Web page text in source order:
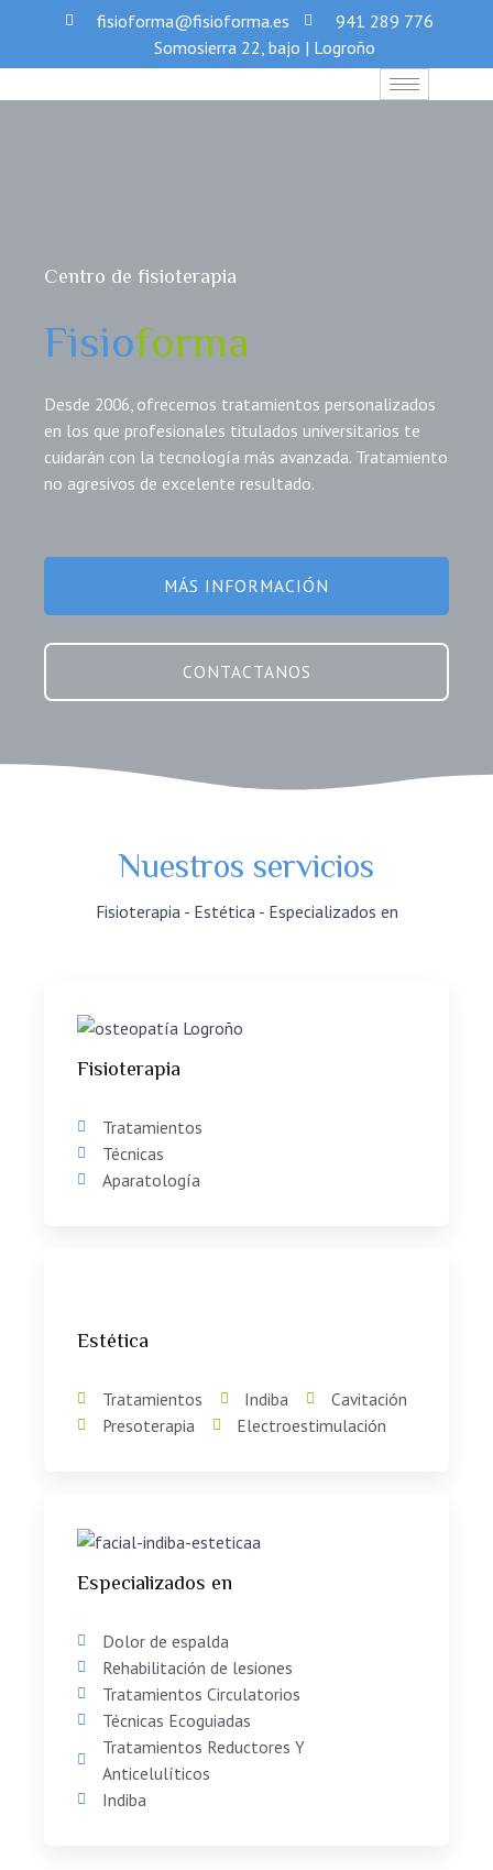
fisioforma@fisioforma.es
941 289 776
Somosierra 22, bajo | Logroño
Centro de fisioterapia
Fisioforma
Desde 2006, ofrecemos tratamientos personalizados
en los que profesionales titulados universitarios te
cuidarán con la tecnología más avanzada. Tratamiento
no agresivos de excelente resultado.
MÁS INFORMACIÓN
CONTACTANOS
Nuestros servicios
Fisioterapia - Estética - Especializados en
Fisioterapia
Tratamientos
Técnicas
Aparatología
Estética
Tratamientos Indiba
Cavitación
Presoterapia
Electroestimulación
Especializados en
Dolor de espalda
Rehabilitación de lesiones
Tratamientos Circulatorios
Técnicas Ecoguiadas
Tratamientos Reductores Y
Anticelulíticos
Indiba